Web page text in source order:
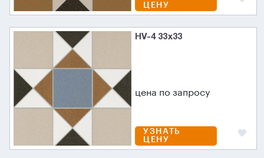
ЦЕНУ
HV-4 33x33
цена по запросу
УЗНАТЬ
ЦЕНУ